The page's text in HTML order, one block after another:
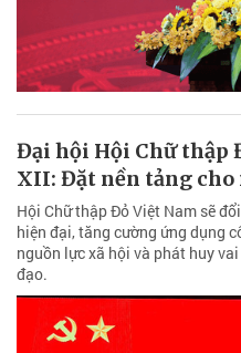
Đại hội Hội Chữ thập
XII: Đặt nền tảng
Hội Chữ thập Đỏ Việt Nam sẽ
hiện đại, tăng cường ứng dụng
nguồn lực xã hội và phát huy
đạo.